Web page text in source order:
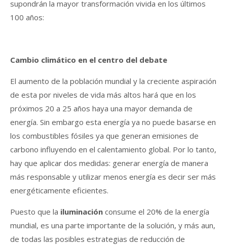
supondrán la mayor transformación vivida en los últimos
100 años:
Cambio climático en el centro del debate
El aumento de la población mundial y la creciente aspiración
de esta por niveles de vida más altos hará que en los
próximos 20 a 25 años haya una mayor demanda de
energía. Sin embargo esta energía ya no puede basarse en
los combustibles fósiles ya que generan emisiones de
carbono influyendo en el calentamiento global. Por lo tanto,
hay que aplicar dos medidas: generar energía de manera
más responsable y utilizar menos energía es decir ser más
energéticamente eficientes.
Puesto que la iluminación consume el 20% de la energía
mundial, es una parte importante de la solución, y más aun,
de todas las posibles estrategias de reducción de